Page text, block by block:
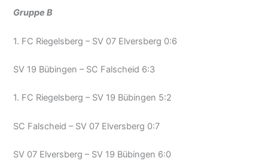
Gruppe B
1. FC Riegelsberg – SV 07 Elversberg 0:6
SV 19 Bübingen – SC Falscheid 6:3
1. FC Riegelsberg – SV 19 Bübingen 5:2
SC Falscheid – SV 07 Elversberg 0:7
SV 07 Elversberg – SV 19 Bübingen 6:0